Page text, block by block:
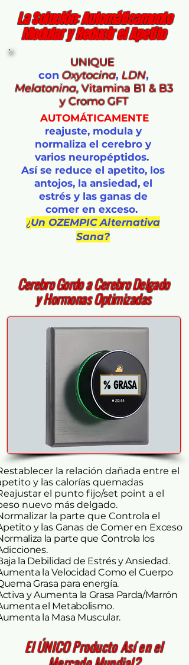
La Solución: Automáticamente
Modular y Reducir el Apetito
UNIQUE
con Oxytocina, LDN,
Melatonina, Vitamina B1 & B3
y Cromo GFT
AUTOMÁTICAMENTE
reajuste, modula y
normaliza el cerebro y
varios neuropéptidos.
Así se reduce el apetito, los
antojos, la ansiedad, el
estrés y las ganas de
comer en exceso.
¿Un OZEMPIC Alternativa
Sana?
Cerebro Gordo a Cerebro Delgado
y Hormonas Optimizadas
% GRASA
la relación dañada entre el
y las calorías quemadas
el punto fijo/set point a el
nuevo más delgado.
la parte que Controla el
y las Ganas de Comer en Exceso
la parte que Controla los
la Debilidad de Estrés y Ansiedad.
la Velocidad Como el Cuerpo
Grasa para energía.
y Aumenta la Grasa Parda/Marrón
el Metabolismo.
la Masa Muscular.
El ÚNICO Producto Así en el